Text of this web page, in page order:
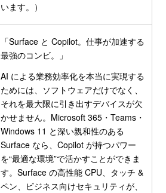
います。）
「Surface と Copilot。仕事が加速する
最強のコンビ。」
AI による業務効率化を本当に実現する
ためには、ソフトウェアだけでなく、
それを最大限に引き出すデバイスが欠
かせません。Microsoft 365・Teams・
Windows 11 と深い親和性のある
Surface なら、Copilot が持つパワー
を“最適な環境”で活かすことができま
す。Surface の高性能 CPU、タッチ &
ペン、ビジネス向けセキュリティが、